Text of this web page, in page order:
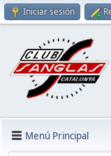
Iniciar sesión
Menú Principal